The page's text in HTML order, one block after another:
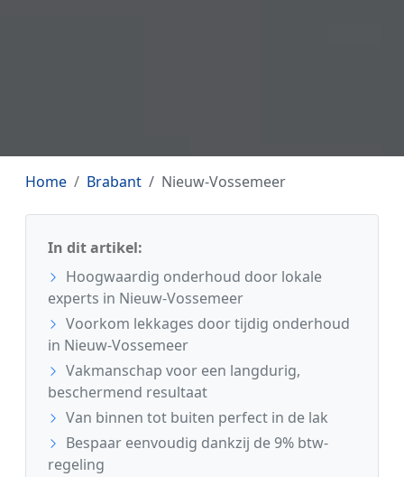
Home Brabant Nieuw-Vossemeer
In dit artikel:
Hoogwaardig onderhoud door lokale
experts in Nieuw-Vossemeer
Voorkom lekkages door tijdig onderhoud
in Nieuw-Vossemeer
Vakmanschap voor een langdurig,
beschermend resultaat
Van binnen tot buiten perfect in de lak
Bespaar eenvoudig dankzij de 9% btw-
regeling